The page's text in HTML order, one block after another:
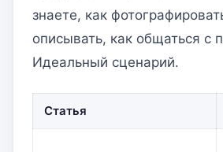
знаете, как
описывать, как общаться с
Идеальный сценарий.
Статья